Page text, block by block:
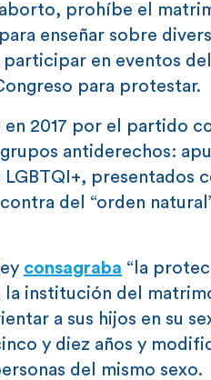
prohíbe el
enseñar sobre
participar en eventos
para protestar.
2017 por el partido
antiderechos:
presentados
del “orden
consagraba “la
institución del
a sus hijos en su
y diez años y
del mismo sexo.